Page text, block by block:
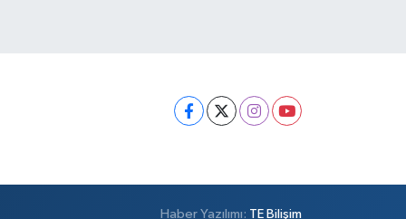
Haber Yazılımı: TE Bilişim